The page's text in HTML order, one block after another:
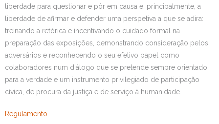
liberdade para questionar e pôr em causa e, principalmente, a
liberdade de afirmar e defender uma perspetiva a que se adira:
treinando a retórica e incentivando o cuidado formal na
preparação das exposições, demonstrando consideração pelos
adversários e reconhecendo o seu efetivo papel como
colaboradores num diálogo que se pretende sempre orientado
para a verdade e um instrumento privilegiado de participação
cívica, de procura da justiça e de serviço à humanidade.
Regulamento